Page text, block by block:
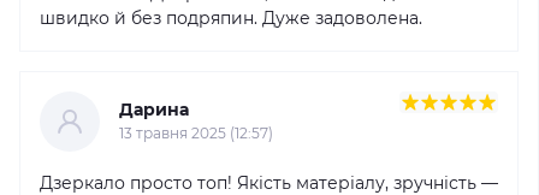
швидко й без подряпин. Дуже задоволена.
Дарина
13 травня 2025 (12:57)
Дзеркало просто топ! Якість матеріалу, зручність —